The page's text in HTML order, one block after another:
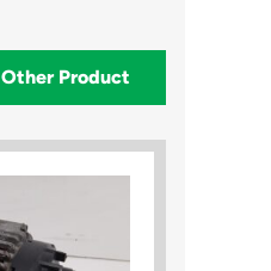
Other Product